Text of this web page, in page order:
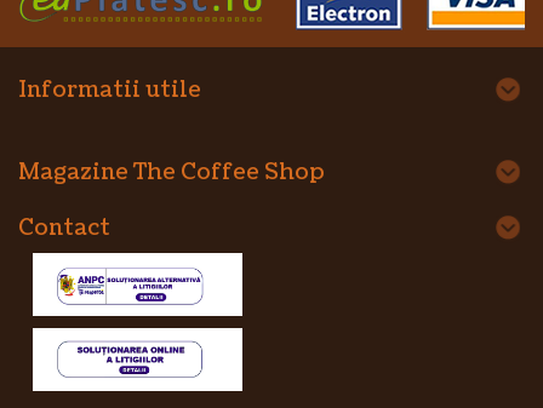
Informatii utile
Magazine The Coffee Shop
Contact